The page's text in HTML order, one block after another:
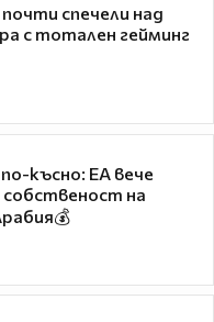
спечели над
с тотален гейминг
късно: EA вече
на